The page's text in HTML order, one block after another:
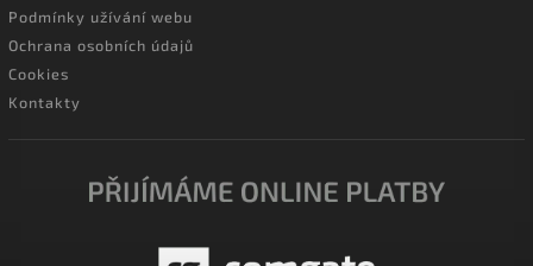
Podmínky užívání webu
Ochrana osobních údajů
Cookies
Kontakty